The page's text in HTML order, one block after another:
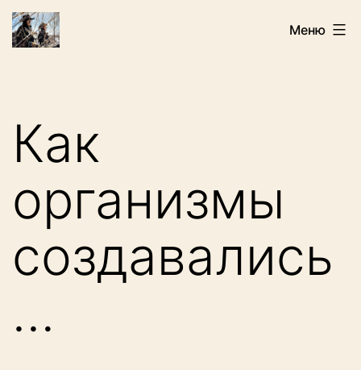
Перейти
Искатели Меню
Как
организмы
создавались
…